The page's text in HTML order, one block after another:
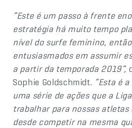
“Este é um passo à frente
estratégia há muito tempo
nível do surfe feminino,
entusiasmados em assumir
a partir da temporada 2019”,
Sophie Goldschmidt. “Esta é
uma série de ações que a
trabalhar para nossas
desde competir na mesma